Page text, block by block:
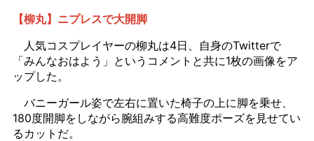
【柳丸】ニプレスで大開脚
人気コスプレイヤーの柳丸は4日、自身のTwitterで
「みんなおはよう」というコメントと共に1枚の画像をア
ップした。
バニーガール姿で左右に置いた椅子の上に脚を乗せ、
180度開脚をしながら腕組みする高難度ポーズを見せてい
るカットだ。